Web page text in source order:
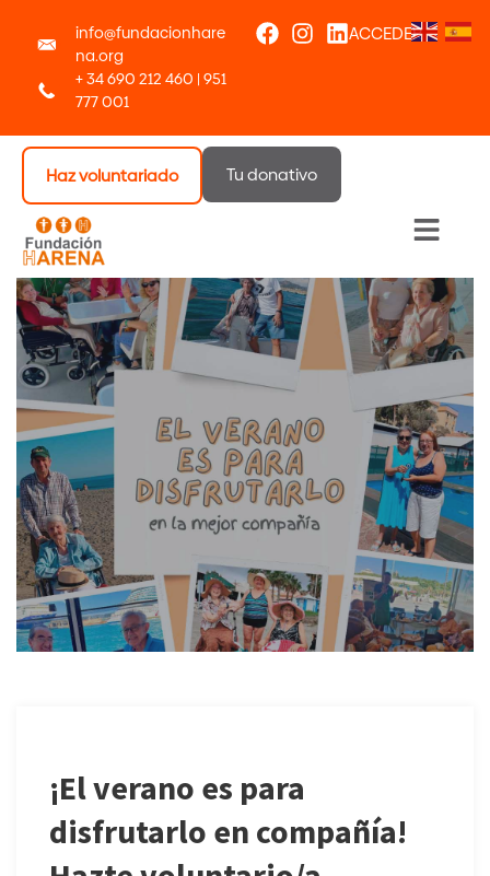
info@fundacionhare
na.org
+ 34 690 212 460 | 951
777 001
ACCEDER
Haz voluntariado Tu donativo
Menú
¡El verano es para
disfrutarlo en compañía!